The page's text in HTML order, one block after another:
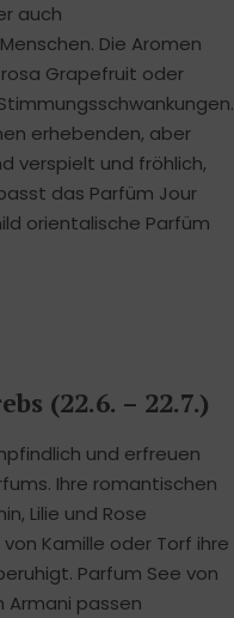
auch
Die Aromen
Grapefruit oder
erhebenden, aber
verspielt und fröhlich,
das Parfüm Jour
orientalische Parfüm
(22.6. – 22.7.)
und erfreuen
Ihre romantischen
Lilie und Rose
Kamille oder Torf ihre
Parfum See von
passen